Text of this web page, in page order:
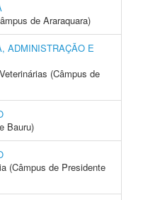
de Araraquara)
ADMINISTRAÇÃO E
(Câmpus de
Bauru)
(Câmpus de Presidente